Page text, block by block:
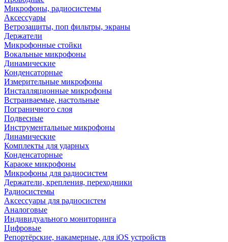
Микрофоны, радиосистемы
Аксессуары
Ветрозащиты, поп фильтры, экраны
Держатели
Микрофонные стойки
Вокальные микрофоны
Динамические
Конденсаторные
Измерительные микрофоны
Инсталляционные микрофоны
Встраиваемые, настольные
Пограничного слоя
Подвесные
Инструментальные микрофоны
Динамические
Комплекты для ударных
Конденсаторные
Караоке микрофоны
Микрофоны для радиосистем
Держатели, крепления, переходники
Радиосистемы
Аксессуары для радиосистем
Аналоговые
Индивидуального мониторинга
Цифровые
Репортёрские, накамерные, для iOS устройств